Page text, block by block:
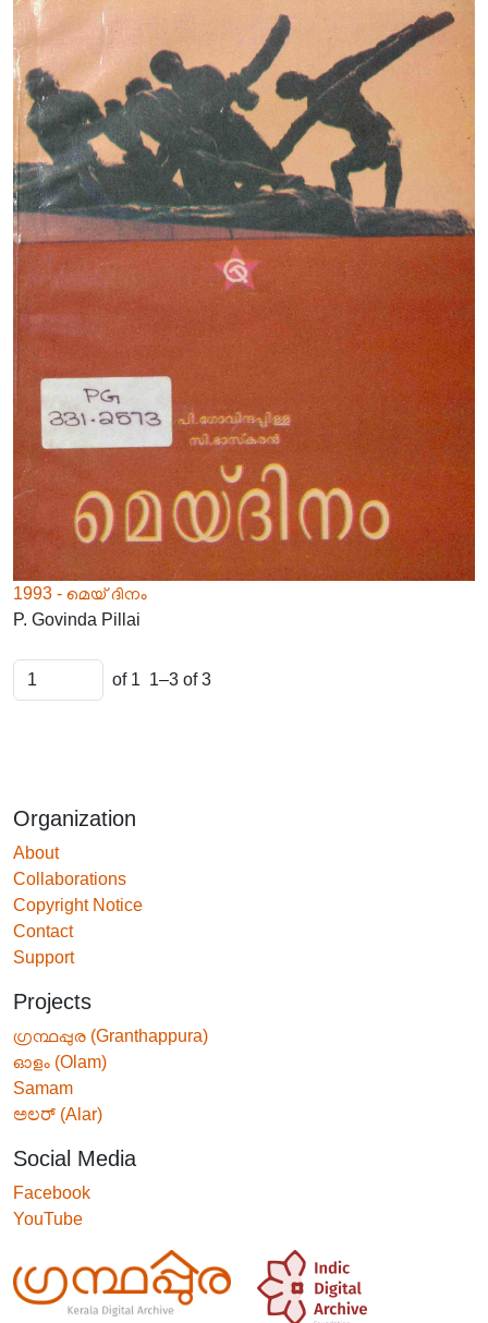
1993 - മെയ് ദിനം
P. Govinda Pillai
of 1 1–3 of 3
Organization
About
Collaborations
Copyright Notice
Contact
Support
Projects
ഗ്രന്ഥപ്പുര (Granthappura)
ഓളം (Olam)
Samam
ಅಲರ್ (Alar)
Social Media
Facebook
YouTube